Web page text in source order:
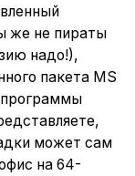
же не пираты
надо!),
пакета MS
программы
может сам
на 64-